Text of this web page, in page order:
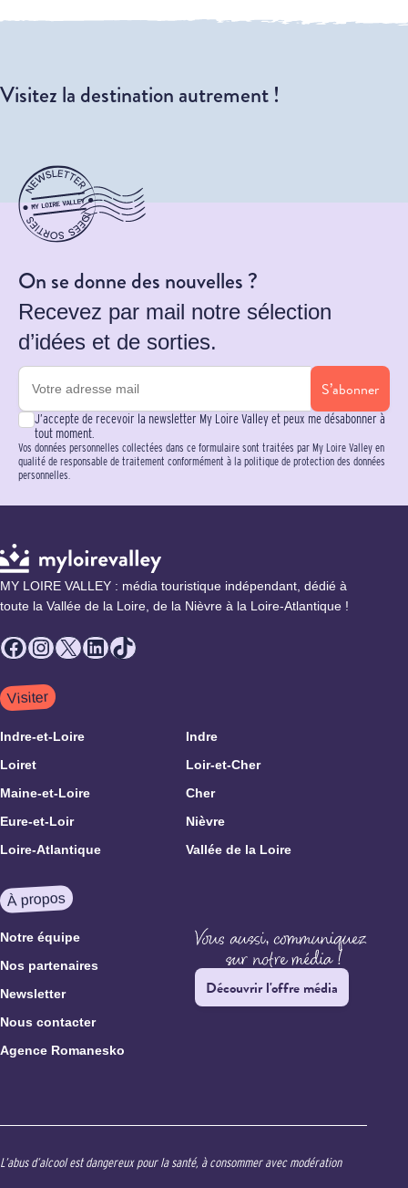
Visitez la destination autrement !
On se donne des nouvelles ?
Recevez par mail notre sélection
d’idées et de sorties.
S’abonner
J’accepte de recevoir la newsletter My Loire Valley et peux me désabonner à
tout moment.
Vos données personnelles collectées dans ce formulaire sont traitées par My Loire Valley en
qualité de responsable de traitement conformément à la politique de protection des données
personnelles.
MY LOIRE VALLEY : média touristique indépendant, dédié à
toute la Vallée de la Loire, de la Nièvre à la Loire-Atlantique !
Facebook
Instagram
X LinkedIn
TikTok
Visiter
Indre-et-Loire
Indre
Loiret
Loir-et-Cher
Maine-et-Loire
Cher
Eure-et-Loir
Nièvre
Loire-Atlantique
Vallée de la Loire
À propos
Notre équipe
Nos partenaires
Newsletter
Nous contacter
Agence Romanesko
Découvrir l'offre média
L’abus d’alcool est dangereux pour la santé, à consommer avec modération